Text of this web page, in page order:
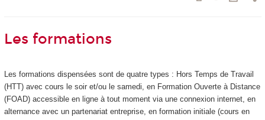
Les formations
Les formations dispensées sont de quatre types : Hors Temps de Travail
(HTT) avec cours le soir et/ou le samedi, en Formation Ouverte à Distance
(FOAD) accessible en ligne à tout moment via une connexion internet, en
alternanceavec un partenariat entreprise, en formation initiale (cours en